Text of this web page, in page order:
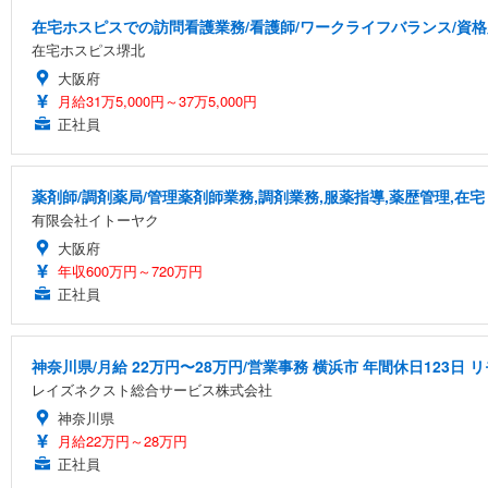
在宅ホスピスでの訪問看護業務/看護師/ワークライフバランス/資
在宅ホスピス堺北
大阪府
月給31万5,000円～37万5,000円
正社員
薬剤師/調剤薬局/管理薬剤師業務,調剤業務,服薬指導,薬歴管理,在宅
有限会社イトーヤク
大阪府
年収600万円～720万円
正社員
神奈川県/月給 22万円〜28万円/営業事務 横浜市 年間休日123日
レイズネクスト総合サービス株式会社
神奈川県
月給22万円～28万円
正社員